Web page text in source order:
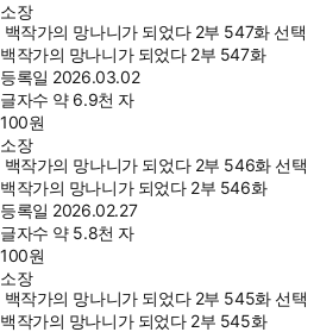
소장
백작가의 망나니가 되었다 2부 547화 선택
백작가의 망나니가 되었다 2부 547화
등록일 2026.03.02
글자수 약 6.9천 자
100원
소장
백작가의 망나니가 되었다 2부 546화 선택
백작가의 망나니가 되었다 2부 546화
등록일 2026.02.27
글자수 약 5.8천 자
100원
소장
백작가의 망나니가 되었다 2부 545화 선택
백작가의 망나니가 되었다 2부 545화